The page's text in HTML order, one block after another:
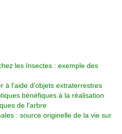
les Insectes : exemple des
à l'aide d'objets extraterrestres
bénéfiques à la réalisation
de l'arbre
: source originelle de la vie sur